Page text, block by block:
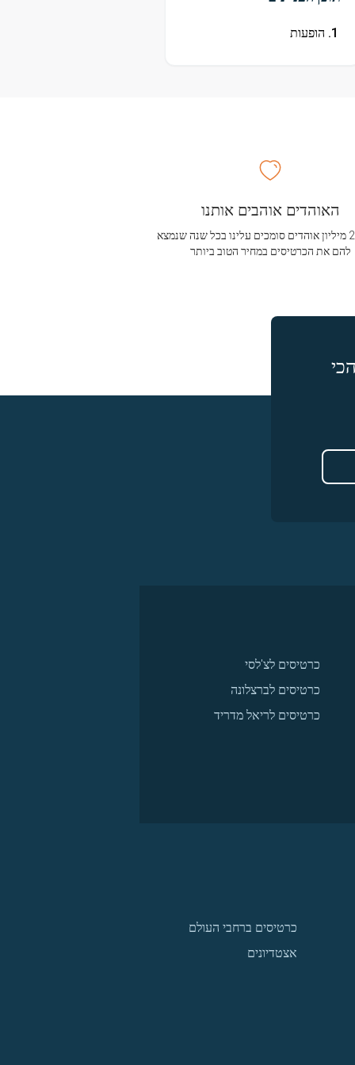
הופעות
האוהדים אוהבים אותנו
מעל 2.5 מיליון אוהדים סומכים עלינו בכל שנה שנמצא
להם את הכרטיסים במחיר הטוב ביותר
כרטיסים לצ'לסי
כרטיסים לברצלונה
כרטיסים לריאל מדריד
כרטיסים ברחבי העולם
אצטדיונים